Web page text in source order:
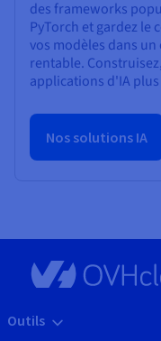
des frameworks
PyTorch et gardez le
vos modèles dans
rentable.
applications d'IA
Nos solutions IA
Outils